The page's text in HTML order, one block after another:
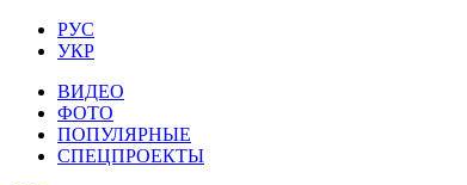
РУС
УКР
ВИДЕО
ФОТО
ПОПУЛЯРНЫЕ
СПЕЦПРОЕКТЫ